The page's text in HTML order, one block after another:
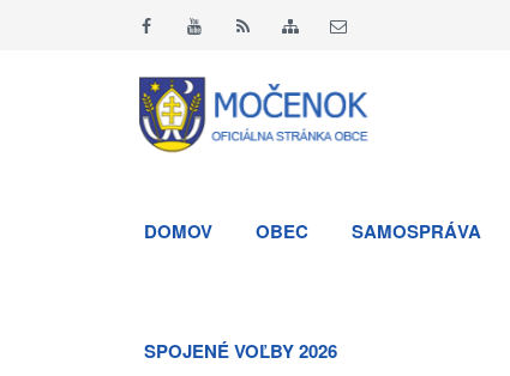
DOMOV OBEC SAMOSPRÁVA
SPOJENÉ VOĽBY 2026